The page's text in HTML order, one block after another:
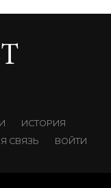
ИСТОРИЯ
СВЯЗЬ ВОЙТИ